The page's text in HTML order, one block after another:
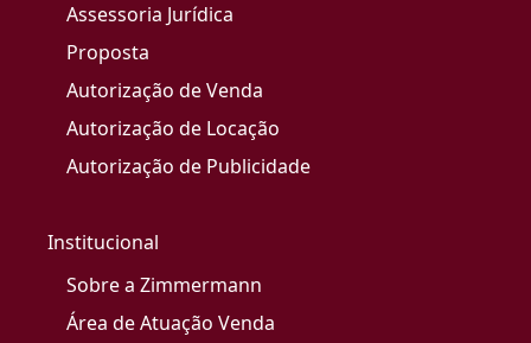
Assessoria Jurídica
Proposta
Autorização de Venda
Autorização de Locação
Autorização de Publicidade
Institucional
Sobre a Zimmermann
Área de Atuação Venda